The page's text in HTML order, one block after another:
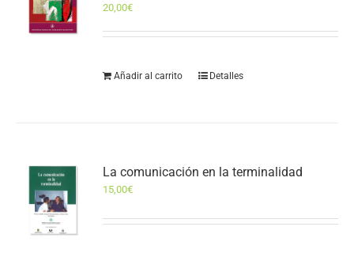
20,00€
Añadir al carrito Detalles
La comunicación en la terminalidad
15,00€